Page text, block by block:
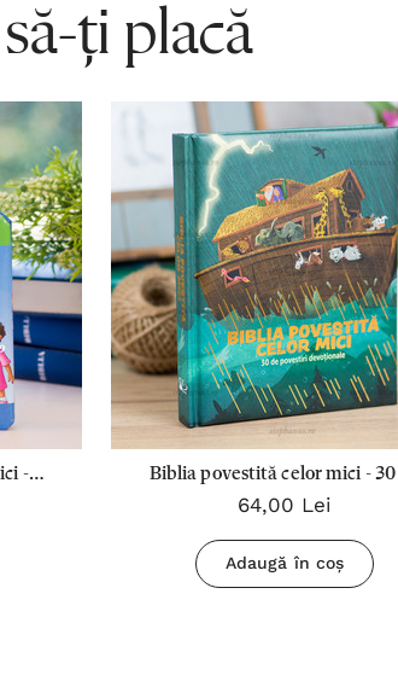
ți placă
-
Biblia povestită celor mici - 30
pov.devotionale
64,00 Lei
Adaugă în coș